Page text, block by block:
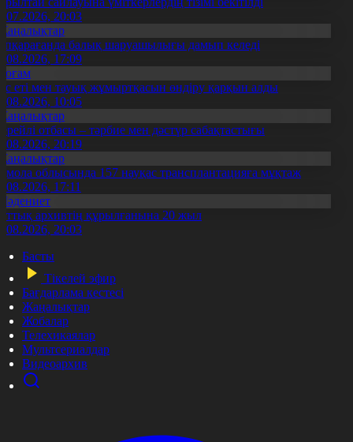
20:03
балық шаруашылығы дамып келеді
17:09
еті мен тауық жұмыртқасын өндіру қарқын алды
10:05
отбасы – тәрбие мен дәстүр сабақтастығы
20:19
облысында 157 науқас трансплантацияға мұқтаж
17:11
архивтің құрылғанына 20 жыл
20:03
Басты
Тікелей эфир
Бағдарлама кестесі
Жаңалықтар
Жобалар
Телехикаялар
Мультсериалдар
Видеоархив